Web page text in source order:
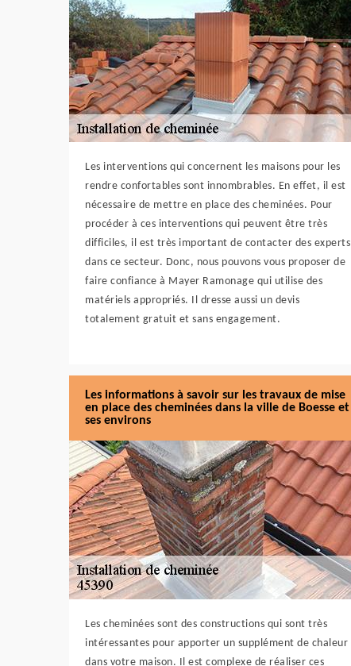
Les interventions qui concernent les maisons pour les
rendre confortables sont innombrables. En effet, il est
nécessaire de mettre en place des cheminées. Pour
procéder à ces interventions qui peuvent être très
difficiles, il est très important de contacter des experts
dans ce secteur. Donc, nous pouvons vous proposer de
faire confiance à Mayer Ramonage qui utilise des
matériels appropriés. Il dresse aussi un devis
totalement gratuit et sans engagement.
Les informations à savoir sur les travaux de mise
en place des cheminées dans la ville de Boesse et
ses environs
Les cheminées sont des constructions qui sont très
intéressantes pour apporter un supplément de chaleur
dans votre maison. Il est complexe de réaliser ces